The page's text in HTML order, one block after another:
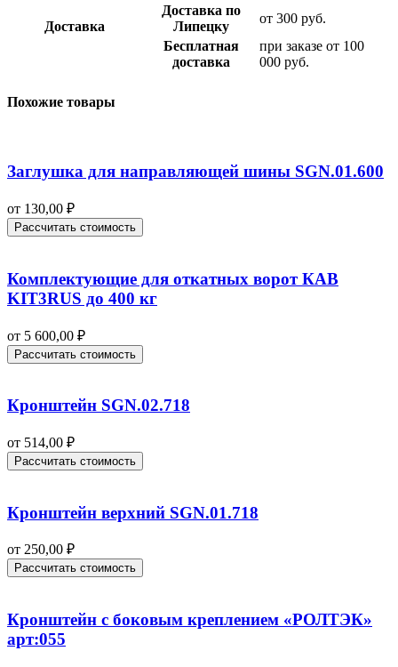
Доставка
Доставка по
Липецку
от 300 руб.
Бесплатная
доставка
при заказе от 100
000 руб.
Похожие товары
Заглушка для направляющей шины SGN.01.600
от 130,00 ₽
Рассчитать стоимость
Комплектующие для откатных ворот КАВ
KIT3RUS до 400 кг
от 5 600,00 ₽
Рассчитать стоимость
Кронштейн SGN.02.718
от 514,00 ₽
Рассчитать стоимость
Кронштейн верхний SGN.01.718
от 250,00 ₽
Рассчитать стоимость
Кронштейн с боковым креплением «РОЛТЭК»
арт:055